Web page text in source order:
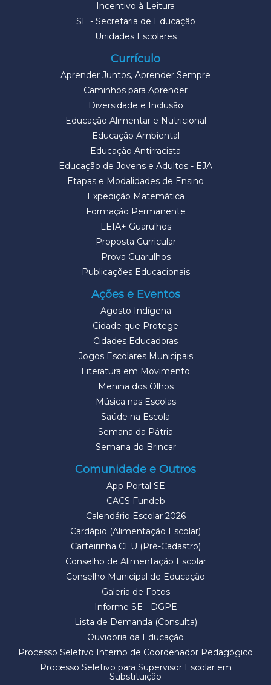
Incentivo à Leitura
SE - Secretaria de Educação
Unidades Escolares
Currículo
Aprender Juntos, Aprender Sempre
Caminhos para Aprender
Diversidade e Inclusão
Educação Alimentar e Nutricional
Educação Ambiental
Educação Antirracista
Educação de Jovens e Adultos - EJA
Etapas e Modalidades de Ensino
Expedição Matemática
Formação Permanente
LEIA+ Guarulhos
Proposta Curricular
Prova Guarulhos
Publicações Educacionais
Ações e Eventos
Agosto Indígena
Cidade que Protege
Cidades Educadoras
Jogos Escolares Municipais
Literatura em Movimento
Menina dos Olhos
Música nas Escolas
Saúde na Escola
Semana da Pátria
Semana do Brincar
Comunidade e Outros
App Portal SE
CACS Fundeb
Calendário Escolar 2026
Cardápio (Alimentação Escolar)
Carteirinha CEU (Pré-Cadastro)
Conselho de Alimentação Escolar
Conselho Municipal de Educação
Galeria de Fotos
Informe SE - DGPE
Lista de Demanda (Consulta)
Ouvidoria da Educação
Processo Seletivo Interno de Coordenador Pedagógico
Processo Seletivo para Supervisor Escolar em
Substituição